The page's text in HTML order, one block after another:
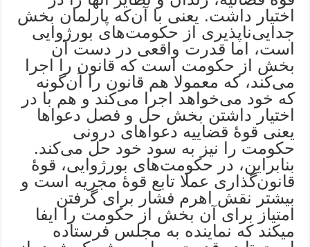
اختیار داشت. یعنی با آن‌که پارلمان بخش
جدایی‌ناپذیری از حکومت‌های بورژوایی
است، اما قدرت واقعی در دست آن
بخش از حکومت است که قانون را اجرا
می‌کند، که معمولا هم قانون را آن‌گونه
که خود می‌خواهد اجرا می‌کند و هم با در
اختیار داشتن بخش حل و فصل دعواها
یعنی قوۀ قضاییه دعواهای درونی
حکومت را نیز به سود خود حل می‌کند.
بنابراین، در حکومت‌های بورژوایی، قوۀ
قانون‌گذاری عملا تابع قوۀ مجریه است و
بیشتر نقش اهرم فشار برای گرفتن
امتیاز برای آن بخش از حکومت را ایفا
می‎کند که نماینده به مجلس فرستاده